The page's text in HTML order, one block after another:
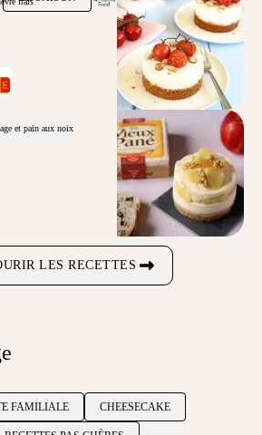
et pain aux noix
LES RECETTES
FAMILIALE CHEESECAKE